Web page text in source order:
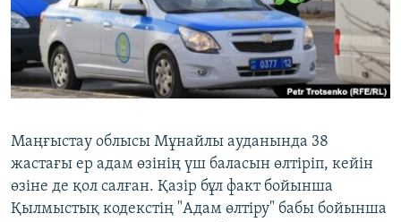
ЖАЗЫЛЫҢЫЗ
Маңғыстау облысы Мұнайлы ауданында 38
жастағы ер адам өзінің үш баласын өлтіріп, кейін
өзіне де қол салған. Қазір бұл факт бойынша
Қылмыстық кодекстің "Адам өлтіру" бабы бойынша